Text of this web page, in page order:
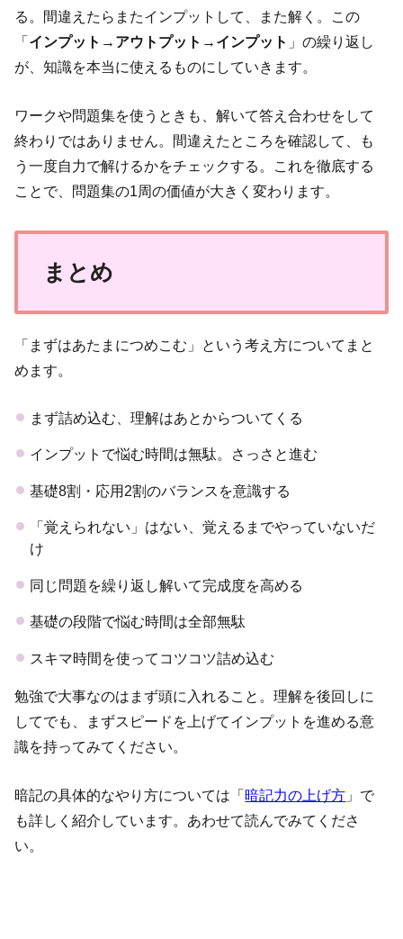
る。間違えたらまたインプットして、また解く。この
「インプット→アウトプット→インプット 」の繰り返し
が、知識を本当に使えるものにしていきます。
ワークや問題集を使うときも、解いて答え合わせをして
終わりではありません。間違えたところを確認して、も
う一度自力で解けるかをチェックする。これを徹底する
ことで、問題集の1周の価値が大きく変わります。
まとめ
「まずはあたまにつめこむ」という考え方についてまと
めます。
まず詰め込む、理解はあとからついてくる
インプットで悩む時間は無駄。さっさと進む
基礎8割・応用2割のバランスを意識する
「覚えられない」はない、覚えるまでやっていないだ
け
同じ問題を繰り返し解いて完成度を高める
基礎の段階で悩む時間は全部無駄
スキマ時間を使ってコツコツ詰め込む
勉強で大事なのはまず頭に入れること。理解を後回しに
してでも、まずスピードを上げてインプットを進める意
識を持ってみてください。
暗記の具体的なやり方については「 暗記力の上げ方 」で
も詳しく紹介しています。あわせて読んでみてくださ
い。